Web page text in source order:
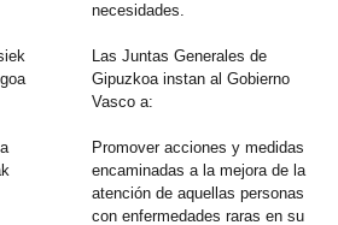
necesidades.
Las Juntas Generales de
Gipuzkoa instan al Gobierno
Vasco a:
Promover acciones y medidas
encaminadas a la mejora de la
atención de aquellas personas
con enfermedades raras en su